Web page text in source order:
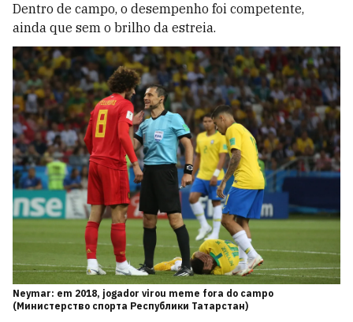
Dentro de campo, o desempenho foi competente,
ainda que sem o brilho da estreia.
Neymar: em 2018, jogador virou meme fora do campo
(Министерство спорта Республики Татарстан)